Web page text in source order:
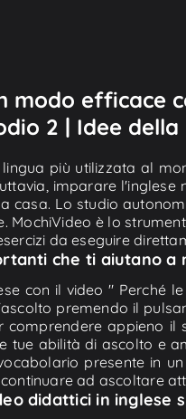
modo efficace
2 | Idee della
più utilizzata al
imparare
casa. Lo studio
MochiVideo è lo
da eseguire
che ti aiutano a
con il video " Perché
premendo il
comprendere appieno
tue abilità di ascolto e
presente in
ad ascoltare
didattici in inglese